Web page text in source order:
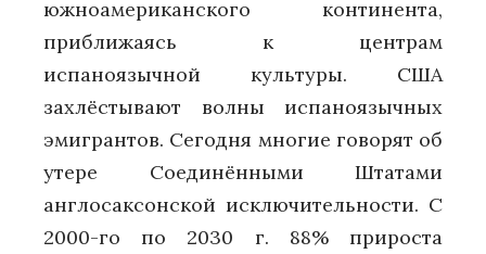
южноамериканского континента,
приближаясь к центрам
испаноязычной культуры. США
захлёстывают волны испаноязычных
эмигрантов. Сегодня многие говорят об
утере Соединёнными Штатами
англосаксонской исключительности. С
2000-го по 2030 г. 88% прироста